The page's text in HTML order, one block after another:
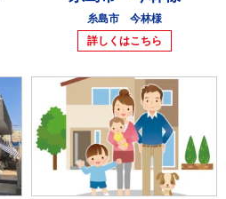
糸島市 今林様
詳しくはこちら